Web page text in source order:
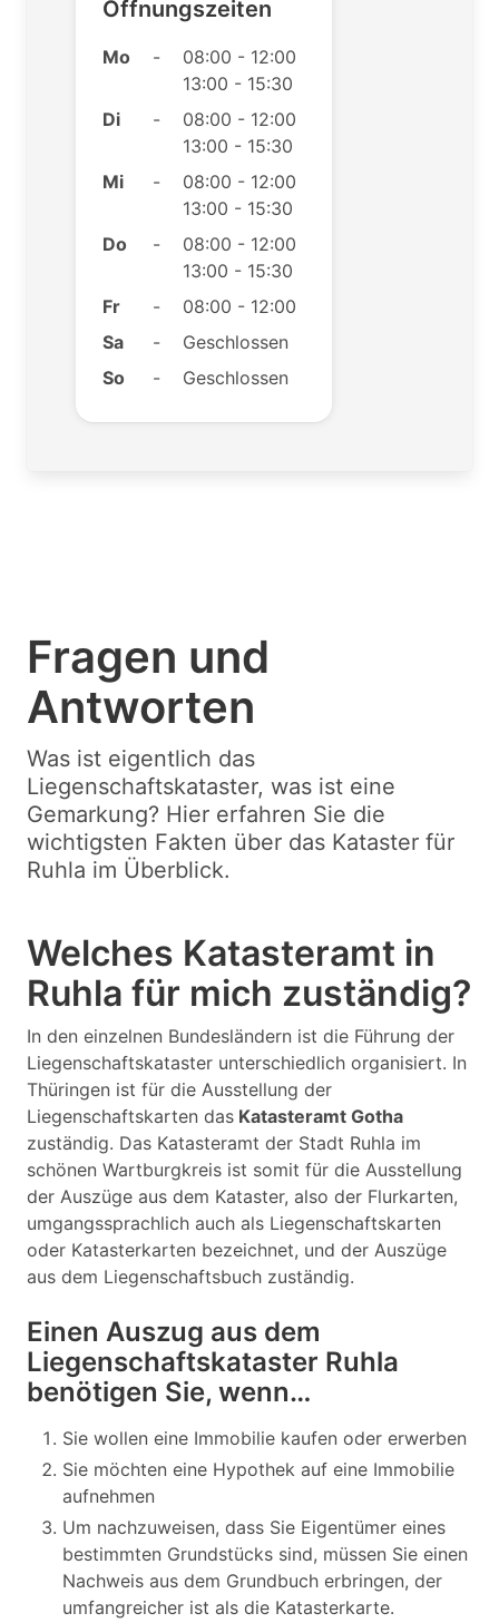
Öffnungszeiten
Mo -
08:00 - 12:00
13:00 - 15:30
Di
-
08:00 - 12:00
13:00 - 15:30
Mi
-
08:00 - 12:00
13:00 - 15:30
Do
-
08:00 - 12:00
13:00 - 15:30
Fr
-
08:00 - 12:00
Sa
-
Geschlossen
So
- Geschlossen
Fragen und
Antworten
Was ist eigentlich das
Liegenschaftskataster, was ist eine
Gemarkung? Hier erfahren Sie die
wichtigsten Fakten über das Kataster für
Ruhla im Überblick.
Welches Katasteramt in
Ruhla für mich zuständig?
In den einzelnen Bundesländern ist die Führung der
Liegenschaftskataster unterschiedlich organisiert. In
Thüringen ist für die Ausstellung der
Liegenschaftskarten das Katasteramt Gotha
zuständig. Das Katasteramt der Stadt Ruhla im
schönen Wartburgkreis ist somit für die Ausstellung
der Auszüge aus dem Kataster, also der Flurkarten,
umgangssprachlich auch als Liegenschaftskarten
oder Katasterkarten bezeichnet, und der Auszüge
aus dem Liegenschaftsbuch zuständig.
Einen Auszug aus dem
Liegenschaftskataster Ruhla
benötigen Sie, wenn…
Sie wollen eine Immobilie kaufen oder erwerben
Sie möchten eine Hypothek auf eine Immobilie
aufnehmen
Um nachzuweisen, dass Sie Eigentümer eines
bestimmten Grundstücks sind, müssen Sie einen
Nachweis aus dem Grundbuch erbringen, der
umfangreicher ist als die Katasterkarte.